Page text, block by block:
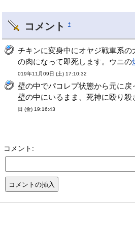
コメント †
チキンに変身中にオヤジ戦車系の
の肉になって即死します。ウニの
019年11月09日 (土) 17:10:32
壁の中でパコレプ状態から元に戻
壁の中にいるまま、死神に殴り
日 (金) 19:16:43
コメント: